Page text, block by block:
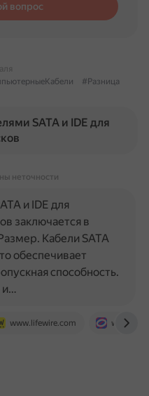
вопрос
#Разница
SATA и IDE для
неточности
www.lifewire.com
и IDE для
заключается в
Кабели SATA
обеспечивает
способность.
и…